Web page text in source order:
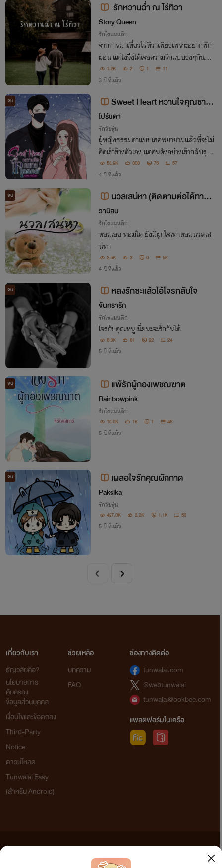
รักหวานฉ่ำ ณ ไร่ทิวา
Story Queen
รักโรแมนติก
จากการมาเที่ยวไร่ทิวาเพียงเพราะอยากพัก
ผ่อน แต่ไงจึงได้เจอความรักแบบงงๆกันล
ะ...1.2K 2 1 11
3 ปีที่แล้ว
จบ
Sweet Heart หวานใจคุณชายไ
อดอล NC20🔥
ไปร์นดา
รักวัยรุ่น
ผู้หญิงธรรมดาแบบเธอพยายามแล้วที่จะไม่
คิดเข้าข้างตัวเอง แต่คนดังอย่างเข้ากลับรุก
ล้ำเข้ามาจนทำให้คิดเป็นอย่างอื่นไม่ได้ หาก
ยังไม่รัก...ก็ต้องรักแล้วล่ะ...
53.9K 308 75 57
4 ปีที่แล้ว
จบ
นวลเสน่หา (ติดตามต่อได้ทาง e
-book ของ tunwalai นะคะ)
วานิลิน
รักโรแมนติก
หอมเอย หอมใด ยังมิผูกใจเท่าหอมนวลเส
น่หา
2.5K 3 0 56
4 ปีที่แล้ว
จบ หลงรักซะแล้วไอ้โจรกลับใจ
จันทรารัก
รักโรแมนติก
โจรกับคุณหนูเนี่ยนะจะรักกันได้
8.8K 81 22 24
5 ปีที่แล้ว
จบ แพ้รักผู้กองเพชฌฆาต
Rainbowpink
รักโรแมนติก
10.0K 16 1 46
5 ปีที่แล้ว
จบ เผลอใจรักคุณผักกาด
Paksika
รักวัยรุ่น
427.0K 2.2K 1.1K 53
5 ปีที่แล้ว
เกี่ยวกับเรา
ธัญวลัยคือ?
นโยบายการ
คุ้มครอง
ข้อมูลส่วนบุคคล
เงื่อนไขและข้อตกลง
Third-Party
Notice
ดาวน์โหลด
Tunwalai Easy
(สำหรับ Android)
ช่วยเหลือ
บทความ
FAQ
ช่องทางติดต่อ
tunwalai.com
@webtunwalai
tunwalai@ookbee.com
แพลตฟอร์มในเครือ
เว็บไซต์แห่งนี้ไม่ได้เห็นด้วยและไม่ขอรับผิดชอบต่อข้อความใดๆ ทั้งสิ้น ดังนั้นผู้อ่านทุกท่านโปรดใช้